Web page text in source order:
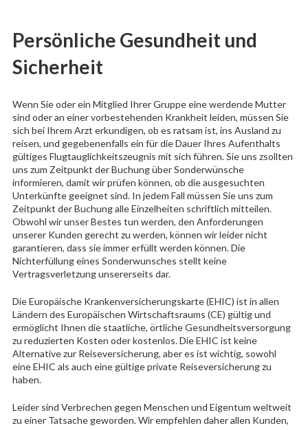
Persönliche Gesundheit und
Sicherheit
Wenn Sie oder ein Mitglied Ihrer Gruppe eine werdende Mutter
sind oder an einer vorbestehenden Krankheit leiden, müssen Sie
sich bei Ihrem Arzt erkundigen, ob es ratsam ist, ins Ausland zu
reisen, und gegebenenfalls ein für die Dauer Ihres Aufenthalts
gültiges Flugtauglichkeitszeugnis mit sich führen. Sie uns zsollten
uns zum Zeitpunkt der Buchung über Sonderwünsche
informieren, damit wir prüfen können, ob die ausgesuchten
Unterkünfte geeignet sind. In jedem Fall müssen Sie uns zum
Zeitpunkt der Buchung alle Einzelheiten schriftlich mitteilen.
Obwohl wir unser Bestes tun werden, den Anforderungen
unserer Kunden gerecht zu werden, können wir leider nicht
garantieren, dass sie immer erfüllt werden können. Die
Nichterfüllung eines Sonderwunsches stellt keine
Vertragsverletzung unsererseits dar.
Die Europäische Krankenversicherungskarte (EHIC) ist in allen
Ländern des Europäischen Wirtschaftsraums (CE) gültig und
ermöglicht Ihnen die staatliche, örtliche Gesundheitsversorgung
zu reduzierten Kosten oder kostenlos. Die EHIC ist keine
Alternative zur Reiseversicherung, aber es ist wichtig, sowohl
eine EHIC als auch eine gültige private Reiseversicherung zu
haben.
Leider sind Verbrechen gegen Menschen und Eigentum weltweit
zu einer Tatsache geworden. Wir empfehlen daher allen Kunden,